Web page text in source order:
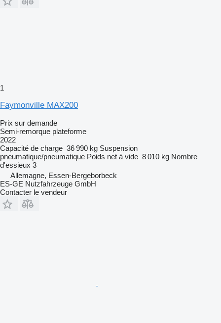
1
Faymonville MAX200
Prix sur demande
Semi-remorque plateforme
2022
Capacité de charge 36 990 kg Suspension
pneumatique/pneumatique Poids net à vide 8 010 kg Nombre
d'essieux 3
Allemagne, Essen-Bergeborbeck
ES-GE Nutzfahrzeuge GmbH
Contacter le vendeur